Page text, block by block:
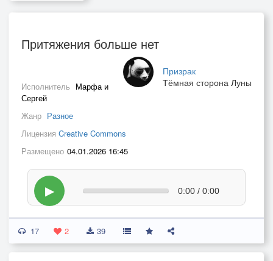
Притяжения больше нет
Призрак
Тёмная сторона Луны
Исполнитель Марфа и
Сергей
Жанр Разное
Лицензия Creative Commons
Размещено 04.01.2026 16:45
▶ 0:00 / 0:00
17 2 39